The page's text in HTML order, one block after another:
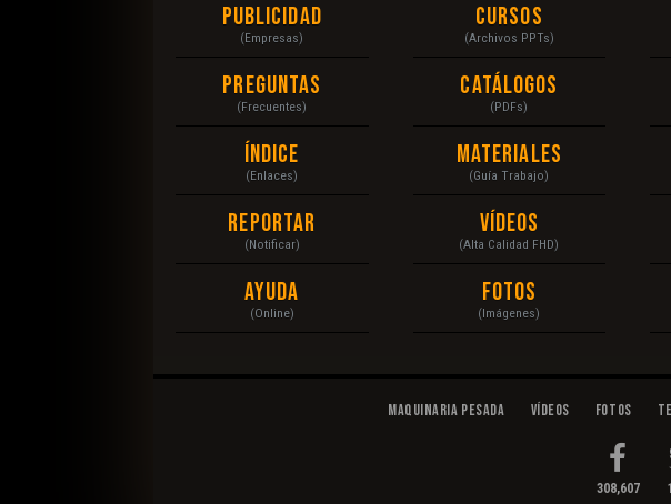
Publicidad
(Empresas)
Preguntas
(Frecuentes)
Índice
(Enlaces)
Reportar
(Notificar)
Ayuda
(Online)
Cursos
(Archivos PPTs)
Catálogos
(PDFs)
Materiales
(Guía Trabajo)
Vídeos
(Alta Calidad FHD)
Fotos
(Imágenes)
Maquinaria Pesada Vídeos Fotos
308,607